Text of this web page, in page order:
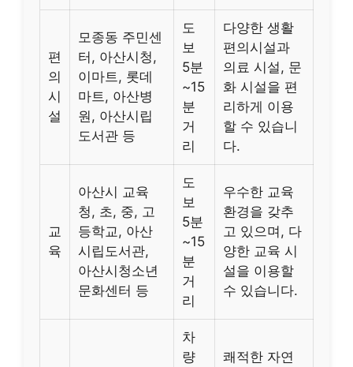
편
의
시
설
모종동 주민센
터, 아산시청,
이마트, 롯데
마트, 아산병
원, 아산시립
도서관 등
도
보
5분
~15
분
거
리
다양한 생활
편의시설과
의료 시설, 문
화 시설을 편
리하게 이용
할 수 있습니
다.
교
육
아산시 교육
청, 초, 중, 고
등학교, 아산
시립도서관,
아산시청소년
문화센터 등
도
보
5분
~15
분
거
리
우수한 교육
환경을 갖추
고 있으며, 다
양한 교육 시
설을 이용할
수 있습니다.
차
량
쾌적한 자연